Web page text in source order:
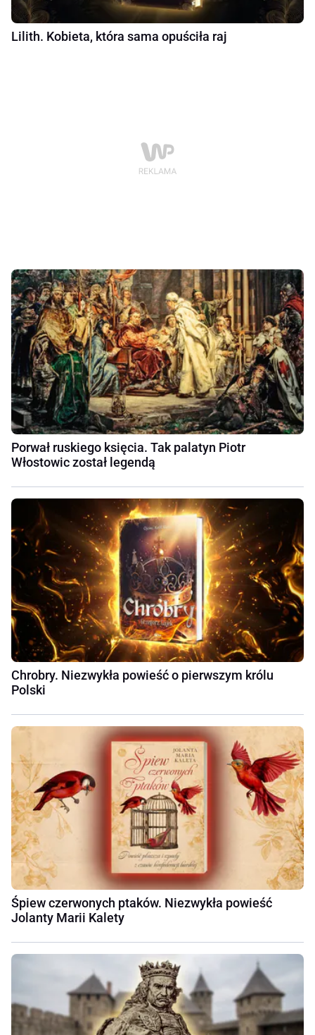
Lilith. Kobieta, która sama opuściła raj
Porwał ruskiego księcia. Tak palatyn Piotr
Włostowic został legendą
Chrobry. Niezwykła powieść o pierwszym królu
Polski
Śpiew czerwonych ptaków. Niezwykła powieść
Jolanty Marii Kalety